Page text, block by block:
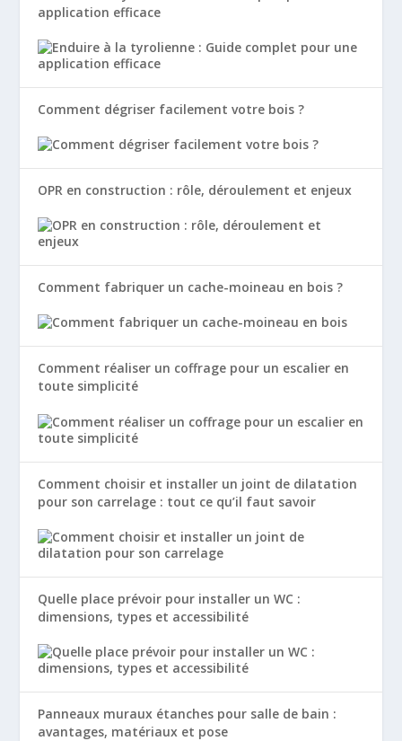
application efficace
Comment dégriser facilement votre bois ?
OPR en construction : rôle, déroulement et enjeux
Comment fabriquer un cache-moineau en bois ?
Comment réaliser un coffrage pour un escalier en
toute simplicité
Comment choisir et installer un joint de dilatation
pour son carrelage : tout ce qu’il faut savoir
Quelle place prévoir pour installer un WC :
dimensions, types et accessibilité
Panneaux muraux étanches pour salle de bain :
avantages, matériaux et pose